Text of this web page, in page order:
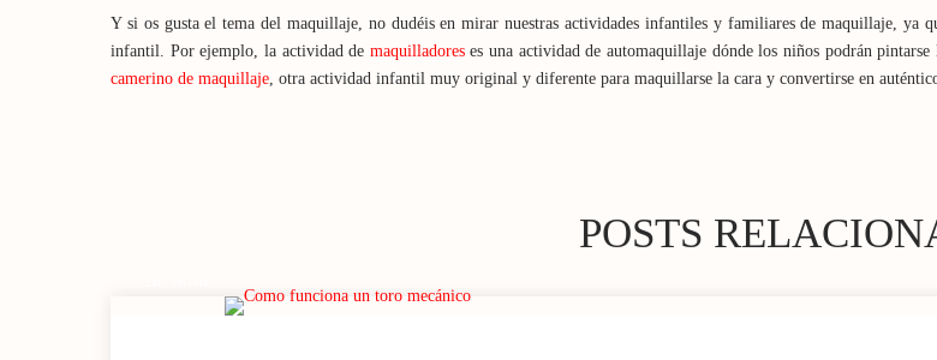
Y si os gusta el tema del maquillaje, no dudéis en mirar nuestras actividades infantiles y familiares de maquillaje, ya
infantil. Por ejemplo, la actividad de maquilladoreses una actividad de automaquillaje dónde los niños podrán
camerino de maquillaje, otra actividad infantil muy original y diferente para maquillarse la cara y convertirse en
POSTS